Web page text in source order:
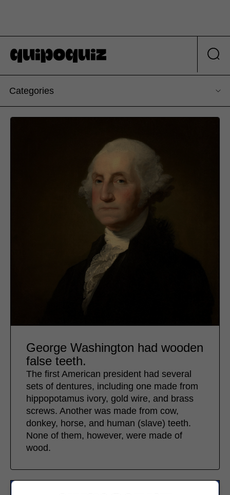
Categories
George Washington had wooden
false teeth.
The first American president had several
sets of dentures, including one made from
hippopotamus ivory, gold wire, and brass
screws. Another was made from cow,
donkey, horse, and human (slave) teeth.
None of them, however, were made of
wood.